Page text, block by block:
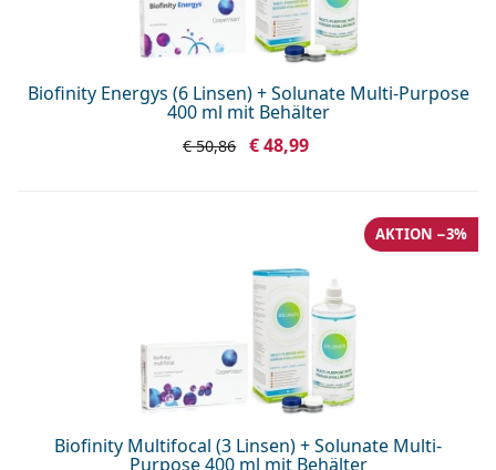
Biofinity Energys (6 Linsen) + Solunate Multi-Purpose
400 ml mit Behälter
€ 50,86 € 48,99
Biofinity Multifocal (3 Linsen) + Solunate Multi-
Purpose 400 ml mit Behälter
AKTION −3%